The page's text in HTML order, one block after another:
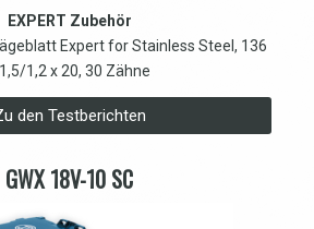
EXPERT Zubehör
Expert for Stainless Steel, 136
1,2 x 20, 30 Zähne
den Testberichten
GWX 18V-10 SC